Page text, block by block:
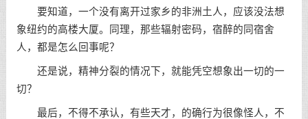
要知道，一个没有离开过家乡的非洲土人，应该没法想
象纽约的高楼大厦。同理，那些辐射密码，宿醉的同宿舍
人，都是怎么回事呢？
还是说，精神分裂的情况下，就能凭空想象出一切的一
切？
最后，不得不承认，有些天才，的确行为很像怪人，不